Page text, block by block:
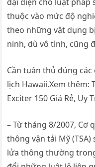
thuộc vào mức độ
theo những vật dụng
ninh, dù vô tình, cũng
Cần tuân thủ đúng
lịch Hawaii.Xem thêm:
Exciter 150 Giá Rẻ, Uy
– Từ tháng 8/2007, Cơ
thông vận tải Mỹ
lửa thông thường